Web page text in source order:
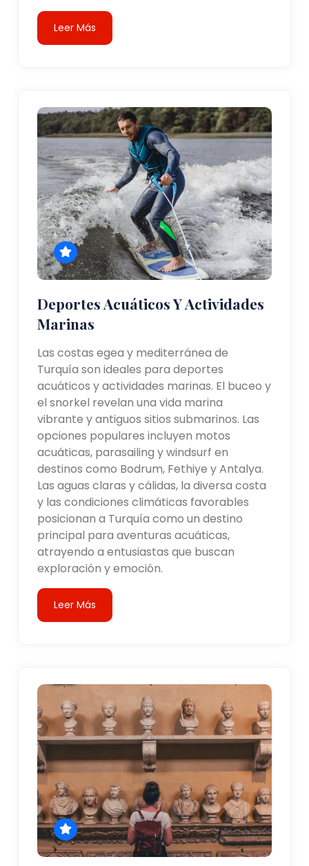
Leer Más
Deportes Acuáticos Y Actividades
Marinas
Las costas egea y mediterránea de
Turquía son ideales para deportes
acuáticos y actividades marinas. El buceo y
el snorkel revelan una vida marina
vibrante y antiguos sitios submarinos. Las
opciones populares incluyen motos
acuáticas, parasailing y windsurf en
destinos como Bodrum, Fethiye y Antalya.
Las aguas claras y cálidas, la diversa costa
y las condiciones climáticas favorables
posicionan a Turquía como un destino
principal para aventuras acuáticas,
atrayendo a entusiastas que buscan
exploración y emoción.
Leer Más